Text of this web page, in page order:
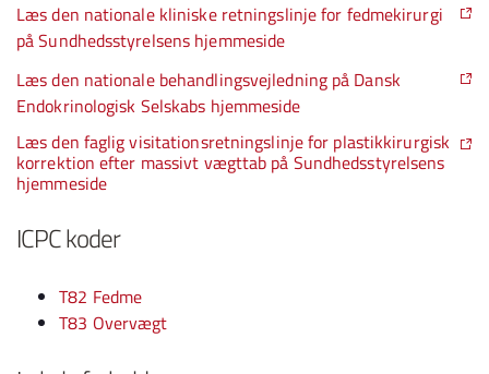
Læs den nationale kliniske retningslinje for fedmekirurgi
på Sundhedsstyrelsens hjemmeside
Læs den nationale behandlingsvejledning på Dansk
Endokrinologisk Selskabs hjemmeside
Læs den faglig visitationsretningslinje for plastikkirurgisk
korrektion efter massivt vægttab på Sundhedsstyrelsens
hjemmeside
ICPC koder
T82 Fedme
T83 Overvægt